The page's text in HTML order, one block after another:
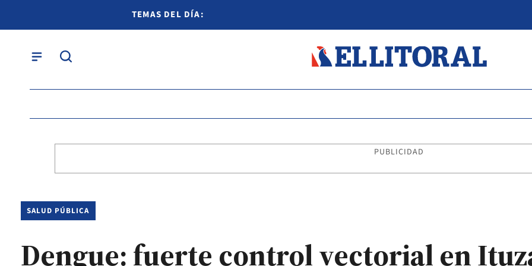
TEMAS DEL DÍA:
PUBLICIDAD
SALUD PÚBLICA
Dengue: fuerte control vectorial en